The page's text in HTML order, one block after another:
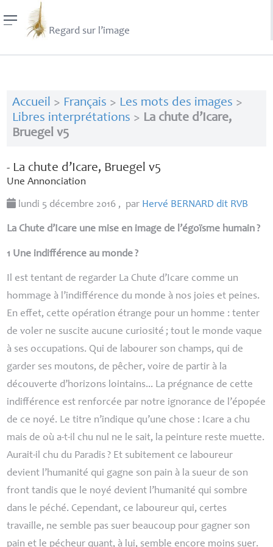
Regard sur l’image
Accueil > Français > Les mots des images >
Libres interprétations > La chute d’Icare,
Bruegel v5
- La chute d’Icare, Bruegel v5
Une Annonciation
lundi 5 décembre 2016 , par Hervé BERNARD dit RVB
La Chute d’Icare une mise en image de l’égoïsme humain ?
1 Une indifférence au monde ?
Il est tentant de regarder La Chute d’Icare comme un
hommage à l’indifférence du monde à nos joies et peines.
En effet, cette opération étrange pour un homme : tenter
de voler ne suscite aucune curiosité ; tout le monde vaque
à ses occupations. Qui de labourer son champs, qui de
garder ses moutons, de pêcher, voire de partir à la
découverte d’horizons lointains... La prégnance de cette
indifférence est renforcée par notre ignorance de l’épopée
de ce noyé. Le titre n’indique qu’une chose : Icare a chu
mais de où a-t-il chu nul ne le sait, la peinture reste muette.
Aurait-il chu du Paradis ? Et subitement ce laboureur
devient l’humanité qui gagne son pain à la sueur de son
front tandis que le noyé devient l’humanité qui sombre
dans le péché. Cependant, ce laboureur qui, certes
travaille, ne semble pas suer beaucoup pour gagner son
pain et le pécheur quant, à lui, semble encore moins suer.